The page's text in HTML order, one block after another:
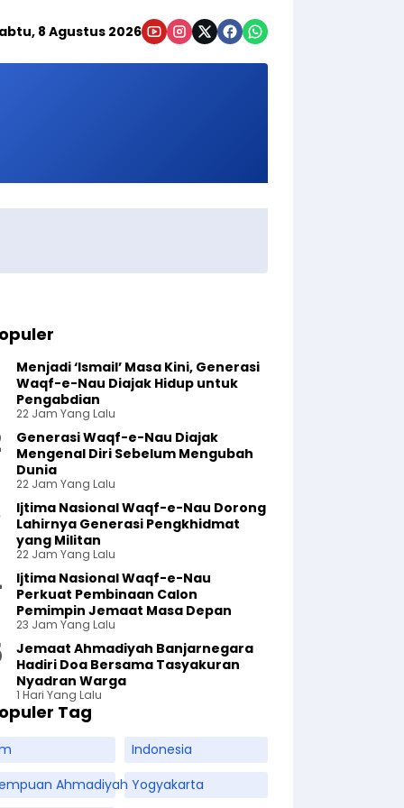
8 Agustus 2026
Menjadi ‘Ismail’ Masa Kini, Generasi
Waqf-e-Nau Diajak Hidup untuk
Pengabdian
22 Jam Yang Lalu
Generasi Waqf-e-Nau Diajak
Mengenal Diri Sebelum Mengubah
Dunia
22 Jam Yang Lalu
Ijtima Nasional Waqf-e-Nau Dorong
Lahirnya Generasi Pengkhidmat
yang Militan
22 Jam Yang Lalu
Ijtima Nasional Waqf-e-Nau
Perkuat Pembinaan Calon
Pemimpin Jemaat Masa Depan
23 Jam Yang Lalu
Jemaat Ahmadiyah Banjarnegara
Hadiri Doa Bersama Tasyakuran
Nyadran Warga
1 Hari Yang Lalu
Tag
Indonesia
Ahmadiyah Yogyakarta